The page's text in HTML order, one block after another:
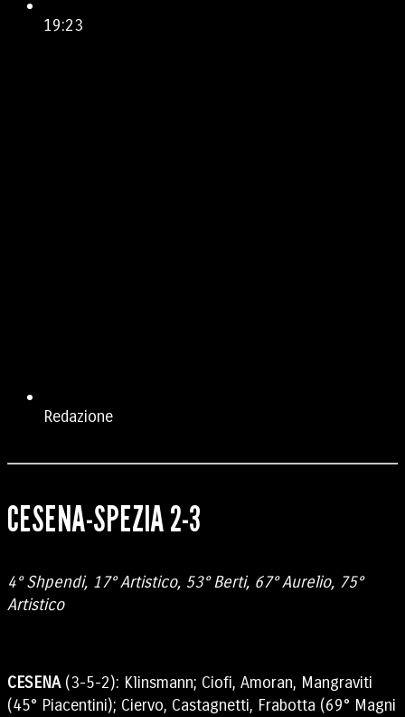
19:23
Redazione
CESENA-SPEZIA 2-3
4° Shpendi, 17° Artistico, 53° Berti, 67° Aurelio, 75°
Artistico
CESENA(3-5-2): Klinsmann; Ciofi, Amoran, Mangraviti
(45° Piacentini); Ciervo, Castagnetti, Frabotta (69° Magni